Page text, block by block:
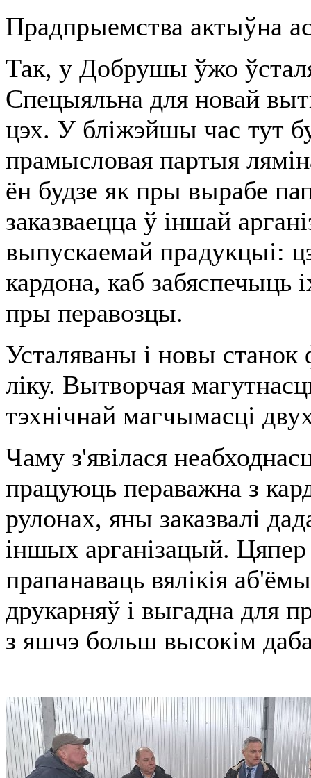
Прадпрыемства актыўна
Так, у Добрушы ўжо
Спецыяльна для новай
цэх. У бліжэйшы час тут
прамысловая партыя
ён будзе як пры вырабе
заказваецца ў іншай
выпускаемай прадукцыі:
кардона, каб забяспечыць
пры перавозцы.
Усталяваны і новы станок
ліку. Вытворчая
тэхнічнай магчымасці
Чаму з'явілася
працуюць пераважна з
рулонах, яны заказвалі
іншых арганізацый.
прапанаваць вялікія
друкарняў і выгадна для
з яшчэ больш высокім